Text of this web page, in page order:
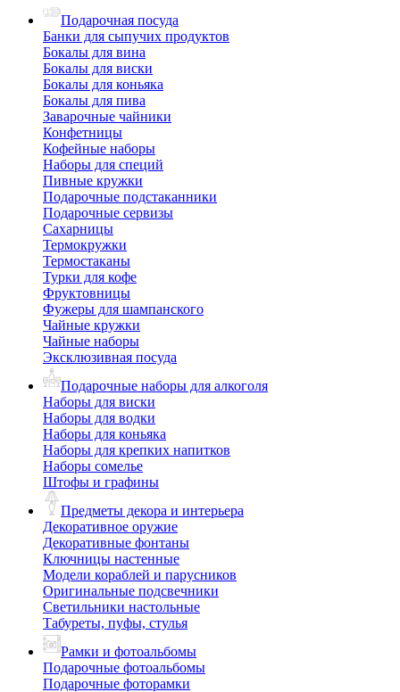
Подарочная посуда
Банки для сыпучих продуктов
Бокалы для вина
Бокалы для виски
Бокалы для коньяка
Бокалы для пива
Заварочные чайники
Конфетницы
Кофейные наборы
Наборы для специй
Пивные кружки
Подарочные подстаканники
Подарочные сервизы
Сахарницы
Термокружки
Термостаканы
Турки для кофе
Фруктовницы
Фужеры для шампанского
Чайные кружки
Чайные наборы
Эксклюзивная посуда
Подарочные наборы для алкоголя
Наборы для виски
Наборы для водки
Наборы для коньяка
Наборы для крепких напитков
Наборы сомелье
Штофы и графины
Предметы декора и интерьера
Декоративное оружие
Декоративные фонтаны
Ключницы настенные
Модели кораблей и парусников
Оригинальные подсвечники
Светильники настольные
Табуреты, пуфы, стулья
Рамки и фотоальбомы
Подарочные фотоальбомы
Подарочные фоторамки